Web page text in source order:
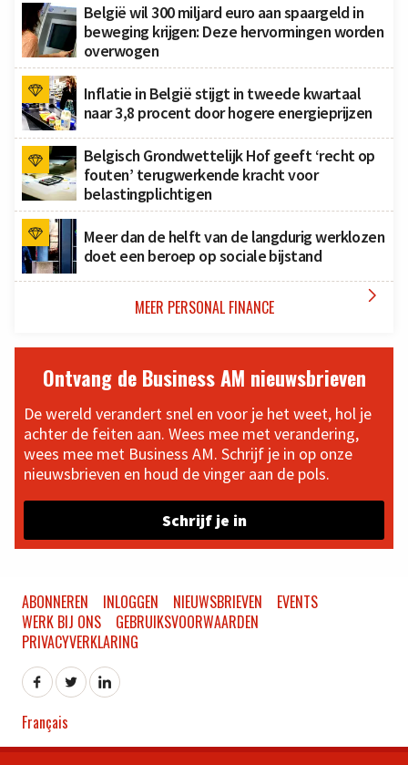
België wil 300 miljard euro aan spaargeld in
beweging krijgen: Deze hervormingen worden
overwogen
Inflatie in België stijgt in tweede kwartaal
naar 3,8 procent door hogere energieprijzen
Belgisch Grondwettelijk Hof geeft ‘recht op
fouten’ terugwerkende kracht voor
belastingplichtigen
Meer dan de helft van de langdurig werklozen
doet een beroep op sociale bijstand
MEER PERSONAL FINANCE 
Ontvang de Business AM nieuwsbrieven
De wereld verandert snel en voor je het weet, hol je
achter de feiten aan. Wees mee met verandering,
wees mee met Business AM. Schrijf je in op onze
nieuwsbrieven en houd de vinger aan de pols.
Schrijf je in
ABONNEREN INLOGGEN NIEUWSBRIEVEN
EVENTS
WERK BIJ ONS
GEBRUIKSVOORWAARDEN
PRIVACYVERKLARING
Français